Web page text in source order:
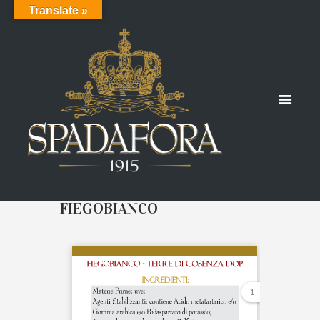
FIEGOBIANCO
1
Translate »